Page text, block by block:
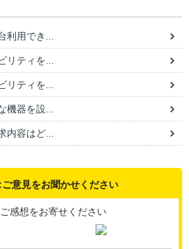
利用でき...
リティを...
リティを...
機器を設...
内容はど...
意見をお聞かせください
感想をお寄せください